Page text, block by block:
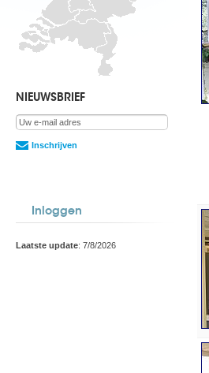
NIEUWSBRIEF
Inschrijven
Inloggen
Laatste update: 7/8/2026